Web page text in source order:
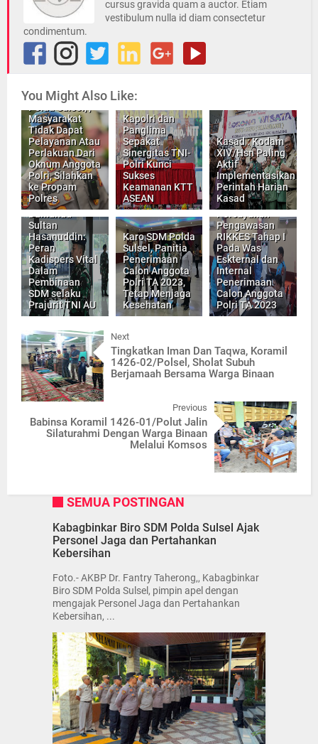
cursus gravida quam a auctor. Etiam
vestibulum nulla id diam consectetur
condimentum.
You Might Also Like:
Kabid Propa
Polda Sulsel, ,
Masyarakat
Tidak Dapat
Pelayanan Atau
Perlakuan Dari
Oknum Anggota
Polri, Silahkan
ke Propam
Polres
Kapolri dan
Panglima
Sepakat
Sinergitas TNI-
Polri Kunci
Sukses
Keamanan KTT
ASEAN
Kasad : Kodam
XIV/Hsn Paling
Aktif
Implementasikan
Perintah Harian
Kasad
Danlanud
Sultan
Hasanuddin:
Peran
Kadispers Vital
Dalam
Pembinaan
SDM selaku
Prajurit TNI AU
Karo SDM Polda
Sulsel, Panitia
Penerimaan
Calon Anggota
Polri TA 2023,
Tetap Menjaga
Kesehatan
Kabiddokkes
Polda Sulsel,
Percayakan
Pengawasan
RIKKES Tahap I
Pada Was
Eskternal dan
Internal
Penerimaan
Calon Anggota
Polri TA 2023
Next
Tingkatkan Iman Dan Taqwa, Koramil
1426-02/Polsel, Sholat Subuh
Berjamaah Bersama Warga Binaan
Previous
Babinsa Koramil 1426-01/Polut Jalin
Silaturahmi Dengan Warga Binaan
Melalui Komsos
SEMUA POSTINGAN
Kabagbinkar Biro SDM Polda Sulsel Ajak
Personel Jaga dan Pertahankan
Kebersihan
Foto.- AKBP Dr. Fantry Taherong,, Kabagbinkar
Biro SDM Polda Sulsel, pimpin apel dengan
mengajak Personel Jaga dan Pertahankan
Kebersihan, ...